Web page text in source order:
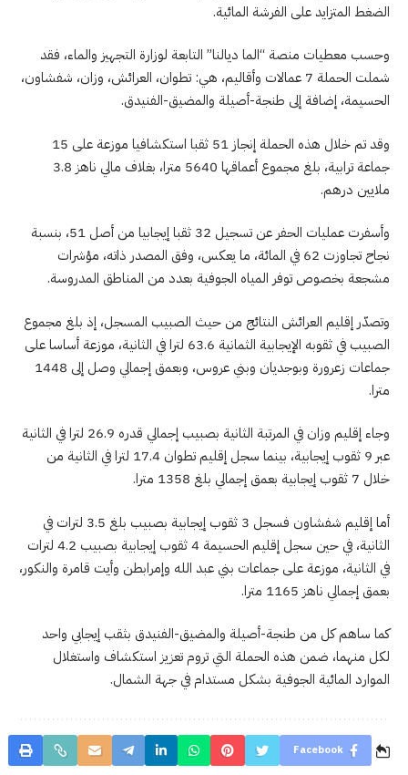
الضغط المتزايد على الفرشة المائية.
وحسب معطيات منصة “الما ديالنا” التابعة لوزارة التجهيز والماء، فقد
شملت الحملة 7 عمالات وأقاليم، هي: تطوان، العرائش، وزان، شفشاون،
الحسيمة، إضافة إلى طنجة-أصيلة والمضيق-الفنيدق.
وقد تم خلال هذه الحملة إنجاز 51 ثقبا استكشافيا موزعة على 15
جماعة ترابية، بلغ مجموع أعماقها 5640 مترا، بغلاف مالي ناهز 3.8
ملايين درهم.
وأسفرت عمليات الحفر عن تسجيل 32 ثقبا إيجابيا من أصل 51، بنسبة
نجاح تجاوزت 62 في المائة، ما يعكس، وفق المصدر ذاته، مؤشرات
مشجعة بخصوص توفر المياه الجوفية بعدد من المناطق المدروسة.
وتصدّر إقليم العرائش النتائج من حيث الصبيب المسجل، إذ بلغ مجموع
الصبيب في ثقوبه الإيجابية الثمانية 63.6 لترا في الثانية، موزعة أساسا على
جماعات زعرورة وبوجديان وبني عروس، وبعمق إجمالي وصل إلى 1448
مترا.
وجاء إقليم وزان في المرتبة الثانية بصبيب إجمالي قدره 26.9 لترا في الثانية
عبر 9 ثقوب إيجابية، بينما سجل إقليم تطوان 17.4 لترا في الثانية من
خلال 7 ثقوب إيجابية بعمق إجمالي بلغ 1358 مترا.
أما إقليم شفشاون فسجل 3 ثقوب إيجابية بصبيب بلغ 3.5 لترات في
الثانية، في حين سجل إقليم الحسيمة 4 ثقوب إيجابية بصبيب 4.2 لترات
في الثانية، موزعة على جماعات بني عبد الله وإمرابطن وأيت قامرة والنكور،
بعمق إجمالي ناهز 1165 مترا.
كما ساهم كل من طنجة-أصيلة والمضيق-الفنيدق بثقب إيجابي واحد
لكل منهما، ضمن هذه الحملة التي تروم تعزيز استكشاف واستغلال
الموارد المائية الجوفية بشكل مستدام في جهة الشمال.
Facebook